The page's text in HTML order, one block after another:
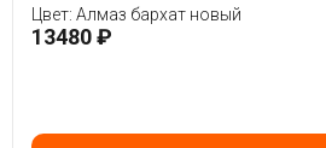
Цвет: Алмаз бархат новый
13480 ₽